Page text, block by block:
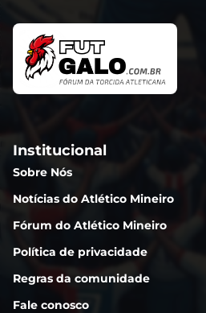
Institucional
Sobre Nós
Notícias do Atlético Mineiro
Fórum do Atlético Mineiro
Política de privacidade
Regras da comunidade
Fale conosco